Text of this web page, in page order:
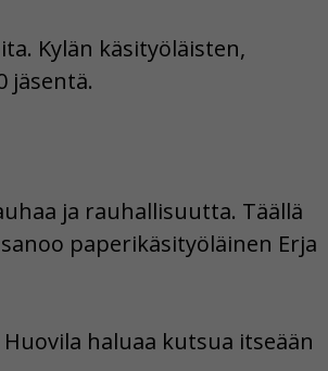
Kylän käsityöläisten,
jäsentä.
ja rauhallisuutta. Täällä
paperikäsityöläinen Erja
haluaa kutsua itseään